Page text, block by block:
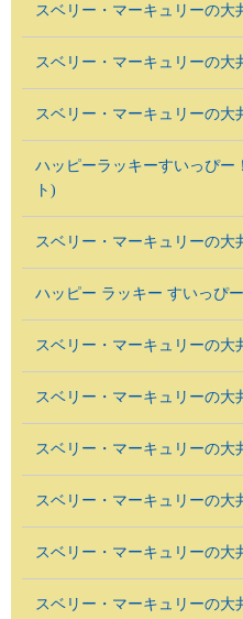
スベリー・マーキュリーの大
スベリー・マーキュリーの大
スベリー・マーキュリーの大
ハッピーラッキーすいっぴー
ト)
スベリー・マーキュリーの大
ハッピー ラッキー すいっぴ
スベリー・マーキュリーの大
スベリー・マーキュリーの大
スベリー・マーキュリーの大
スベリー・マーキュリーの大
スベリー・マーキュリーの大
スベリー・マーキュリーの大